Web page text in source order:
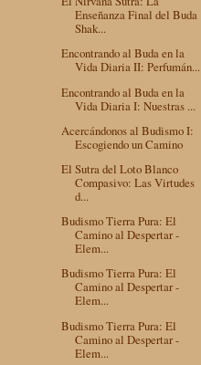
Enseñanza Final del Buda
Shak...
Encontrando al Buda en la
Vida Diaria II: Perfumán...
Encontrando al Buda en la
Vida Diaria I: Nuestras ...
Acercándonos al Budismo I:
Escogiendo un Camino
El Sutra del Loto Blanco
Compasivo: Las Virtudes
d...
Budismo Tierra Pura: El
Camino al Despertar -
Elem...
Budismo Tierra Pura: El
Camino al Despertar -
Elem...
Budismo Tierra Pura: El
Camino al Despertar -
Elem...